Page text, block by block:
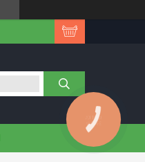
КНОПКА
ЗВ'ЯЗКУ